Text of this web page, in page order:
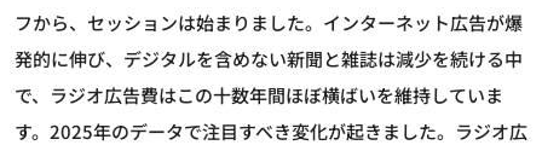
フから、セッションは始まりました。インターネット広告が爆
発的に伸び、デジタルを含めない新聞と雑誌は減少を続ける中
で、ラジオ広告費はこの十数年間ほぼ横ばいを維持していま
す。2025年のデータで注目すべき変化が起きました。ラジオ広